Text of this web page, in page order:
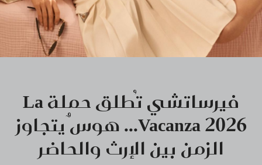
فيرساتشي تُطلق حملة ‏La
Vacanza 2026‎‏... هوسٌ يتجاوز
الزمن بين الإرث والحاضر